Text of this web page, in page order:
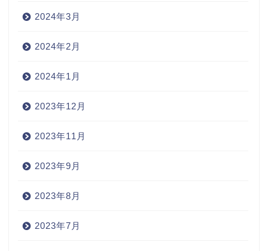
2024年3月
2024年2月
2024年1月
2023年12月
2023年11月
2023年9月
2023年8月
2023年7月